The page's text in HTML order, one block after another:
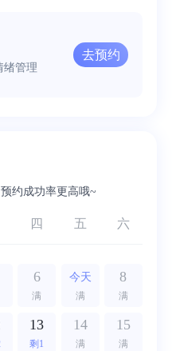
绪管理
去预约
约成功率更高哦~
四 五 六
6
满
今天
满
8
满
13
剩1
14
满
15
满